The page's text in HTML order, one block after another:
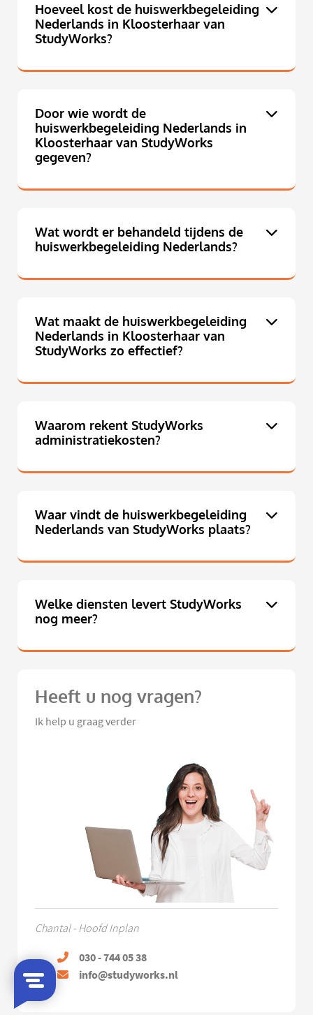
Hoeveel kost de huiswerkbegeleiding
Nederlands in Kloosterhaar van
StudyWorks?
Door wie wordt de
huiswerkbegeleiding Nederlands in
Kloosterhaar van StudyWorks
gegeven?
Wat wordt er behandeld tijdens de
huiswerkbegeleiding Nederlands?
Wat maakt de huiswerkbegeleiding
Nederlands in Kloosterhaar van
StudyWorks zo effectief?
Waarom rekent StudyWorks
administratiekosten?
Waar vindt de huiswerkbegeleiding
Nederlands van StudyWorks plaats?
Welke diensten levert StudyWorks
nog meer?
Heeft u nog vragen?
Ik help u graag verder
Chantal - Hoofd Inplan
030 - 744 05 38
info@studyworks.nl